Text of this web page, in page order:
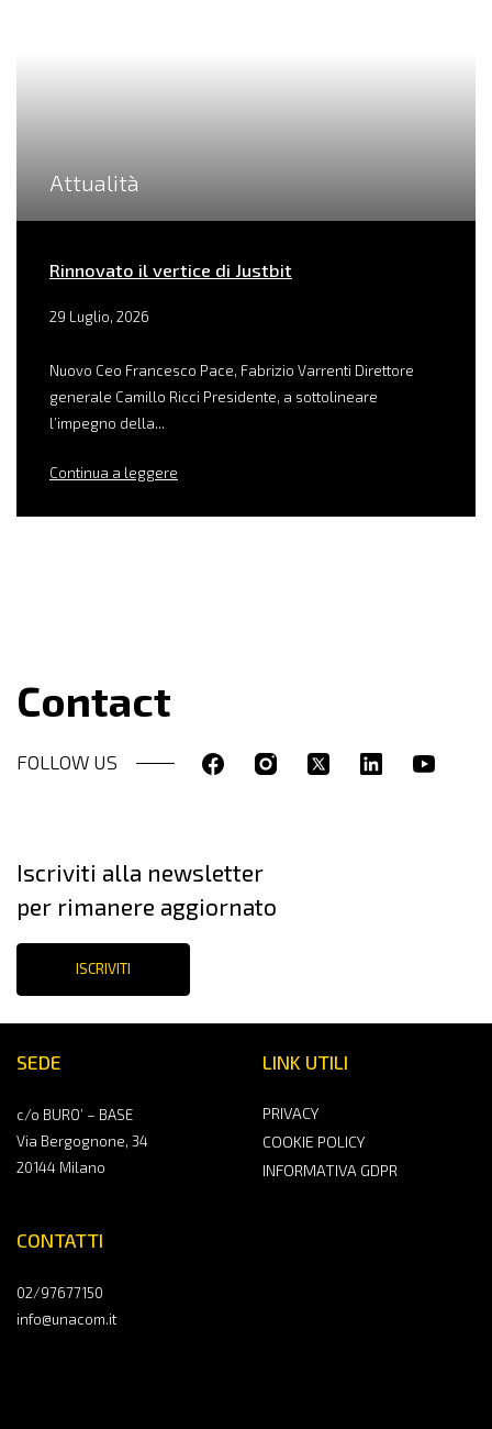
Attualità
Rinnovato il vertice di Justbit
29 Luglio, 2026
Nuovo Ceo Francesco Pace, Fabrizio Varrenti Direttore
generale Camillo Ricci Presidente, a sottolineare
l’impegno della...
Continua a leggere
Contact
FOLLOW US
SEDE
c/o BURO’ – BASE
Via Bergognone, 34
20144 Milano
CONTATTI
02/97677150
info@unacom.it
LINK UTILI
PRIVACY
COOKIE POLICY
INFORMATIVA GDPR
Iscriviti alla newsletter
per rimanere aggiornato
ISCRIVITI